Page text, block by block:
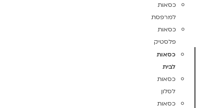
כסאות
למרפסת
כסאות
פלסטיק
כסאות
לבית
כסאות
לסלון
כסאות